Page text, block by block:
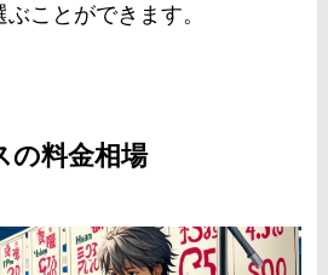
ことができます。
の料金相場